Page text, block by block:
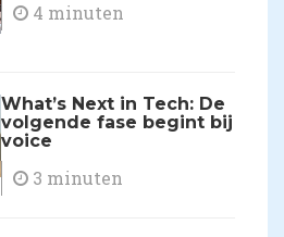
4 minuten
What’s Next in Tech: De
volgende fase begint bij
voice
3 minuten